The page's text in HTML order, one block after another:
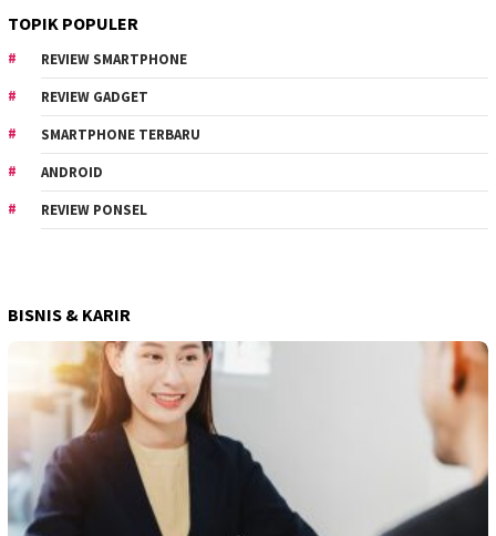
TOPIK POPULER
REVIEW SMARTPHONE
REVIEW GADGET
SMARTPHONE TERBARU
ANDROID
REVIEW PONSEL
BISNIS & KARIR